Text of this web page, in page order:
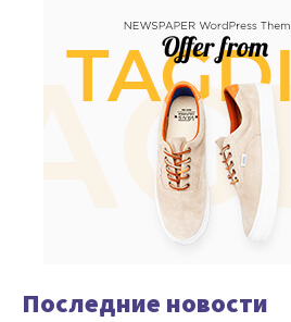
Последние новости